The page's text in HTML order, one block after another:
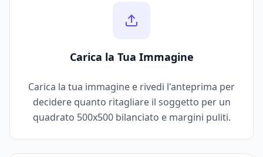
Carica la Tua Immagine
Carica la tua immagine e rivedi l'anteprima per
decidere quanto ritagliare il soggetto per un
quadrato 500x500 bilanciato e margini puliti.